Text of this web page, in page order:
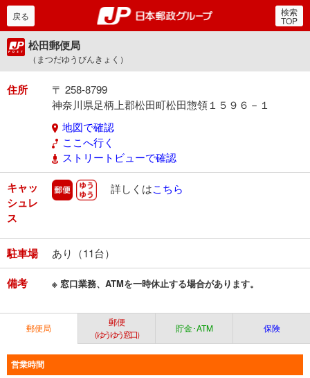
郵便局・日本郵政グルー
戻る 検索
TOP
松田郵便局
（まつだゆうびんきょく）
住所
〒 258-8799
神奈川県足柄上郡松田町松田惣領１５９６－１
地図で確認
ここへ行く
ストリートビューで確認
キャッ
シュレ
ス
郵便 ゆうゆう
詳しくはこちら
駐車場 あり（11台）
備考 ※ 窓口業務、ATMを一時休止する場合があります。
郵便局
郵便
（ゆうゆう窓口）
貯金･ATM 保険
営業時間